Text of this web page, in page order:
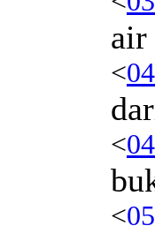
air
<
<
<